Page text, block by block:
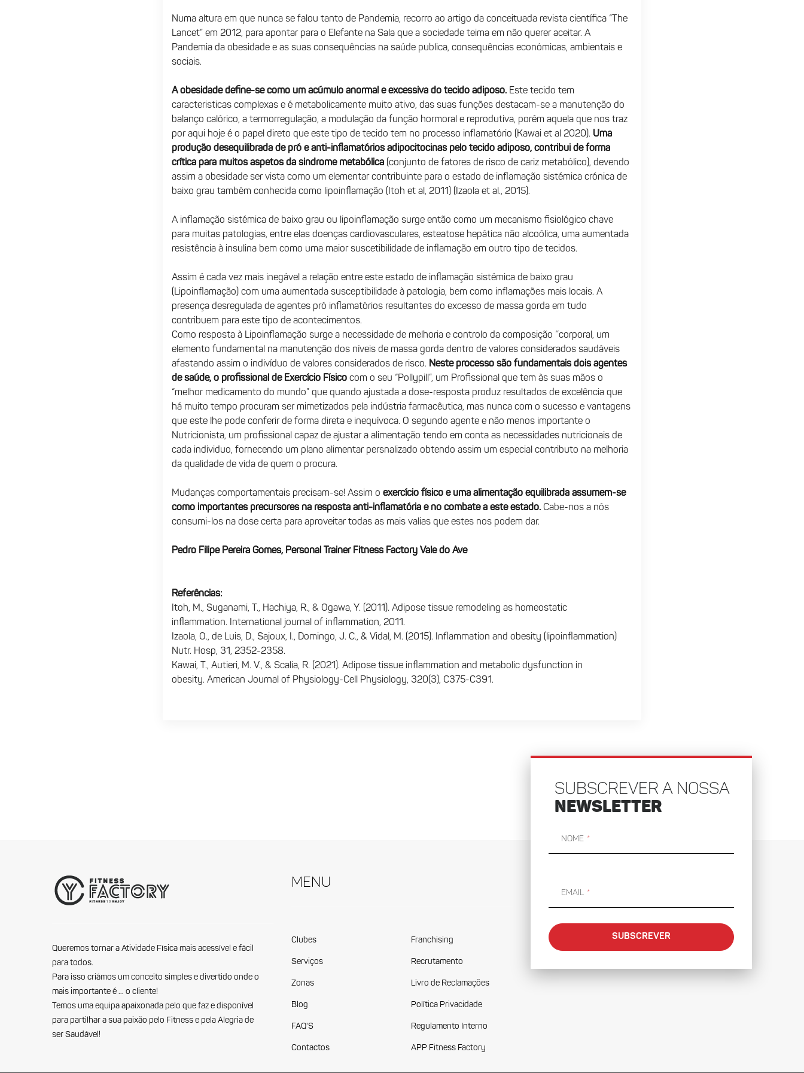
Numa altura em que nunca se falou tanto de Pandemia, recorro ao artigo da conceituada revista científica “The
Lancet” em 2012, para apontar para o Elefante na Sala que a sociedade teima em não querer aceitar. A
Pandemia da obesidade e as suas consequências na saúde publica, consequências económicas, ambientais e
sociais.
A obesidade define-se como um acúmulo anormal e excessiva do tecido adiposo. Este tecido tem
caracteristicas complexas e é metabolicamente muito ativo, das suas funções destacam-se a manutenção do
balanço calórico, a termorregulação, a modulação da função hormoral e reprodutiva, porém aquela que nos traz
por aqui hoje é o papel direto que este tipo de tecido tem no processo inflamatório (Kawai et al 2020). Uma
produção desequilibrada de pró e anti-inflamatórios adipocitocinas pelo tecido adiposo, contribui de forma
crítica para muitos aspetos da sindrome metabólica (conjunto de fatores de risco de cariz metabólico), devendo
assim a obesidade ser vista como um elementar contribuinte para o estado de inflamação sistémica crónica de
baixo grau também conhecida como lipoinflamação (Itoh et al, 2011) (Izaola et al., 2015).
A inflamação sistémica de baixo grau ou lipoinflamação surge então como um mecanismo fisiológico chave
para muitas patologias, entre elas doenças cardiovasculares, esteatose hepática não alcoólica, uma aumentada
resistência à insulina bem como uma maior suscetibilidade de inflamação em outro tipo de tecidos.
Assim é cada vez mais inegável a relação entre este estado de inflamação sistémica de baixo grau
(Lipoinflamação) com uma aumentada susceptibilidade à patologia, bem como inflamações mais locais. A
presença desregulada de agentes pró inflamatórios resultantes do excesso de massa gorda em tudo
contribuem para este tipo de acontecimentos.
Como resposta à Lipoinflamação surge a necessidade de melhoria e controlo da composição ‘’corporal, um
elemento fundamental na manutenção dos níveis de massa gorda dentro de valores considerados saudáveis
afastando assim o indivíduo de valores considerados de risco. Neste processo são fundamentais dois agentes
de saúde, o profissional de Exercício Físico com o seu “Pollypill ”, um Profissional que tem às suas mãos o
“melhor medicamento do mundo” que quando ajustada a dose-resposta produz resultados de excelência que
há muito tempo procuram ser mimetizados pela indústria farmacêutica, mas nunca com o sucesso e vantagens
que este lhe pode conferir de forma direta e inequívoca. O segundo agente e não menos importante o
Nutricionista, um profissional capaz de ajustar a alimentação tendo em conta as necessidades nutricionais de
cada individuo, fornecendo um plano alimentar persnalizado obtendo assim um especial contributo na melhoria
da qualidade de vida de quem o procura.
Mudanças comportamentais precisam-se! Assim o exercício físico e uma alimentação equilibrada assumem-se
como importantes precursores na resposta anti-inflamatória e no combate a este estado. Cabe-nos a nós
consumi-los na dose certa para aproveitar todas as mais valias que estes nos podem dar.
Pedro Filipe Pereira Gomes, Personal Trainer Fitness Factory Vale do Ave
Referências:
Itoh, M., Suganami, T., Hachiya, R., & Ogawa, Y. (2011). Adipose tissue remodeling as homeostatic
inflammation.
International journal of inflammation, 2011.
Izaola, O., de Luis, D., Sajoux, I., Domingo, J. C., & Vidal, M. (2015). Inflammation and obesity (lipoinflammation)
Nutr. Hosp, 31, 2352-2358.
Kawai, T., Autieri, M. V., & Scalia, R. (2021). Adipose tissue inflammation and metabolic dysfunction in
obesity. American Journal of Physiology-Cell Physiology, 320(3), C375-C391.
Queremos tornar a Atividade Física mais acessível e fácil
para todos.
Para isso criámos um conceito simples e divertido onde o
mais importante é … o cliente!
Temos uma equipa apaixonada pelo que faz e disponível
para partilhar a sua paixão pelo Fitness e pela Alegria de
ser Saudável!
Menu
Clubes
Serviços
Zonas
Blog
FAQ'S
Contactos
Franchising
Recrutamento
Livro de Reclamações
Política Privacidade
Regulamento Interno
APP Fitness Factory
SUBSCREVER A NOSSA
NEWSLETTER
Nome
Email
SUBSCREVER